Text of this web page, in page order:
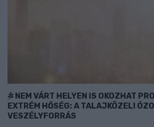
NEM VÁRT HELYEN IS OKOZHAT
EXTRÉM HŐSÉG: A TALAJKÖZELI
VESZÉLYFORRÁS